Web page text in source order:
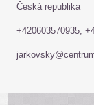
Česká republika
+420603570935,